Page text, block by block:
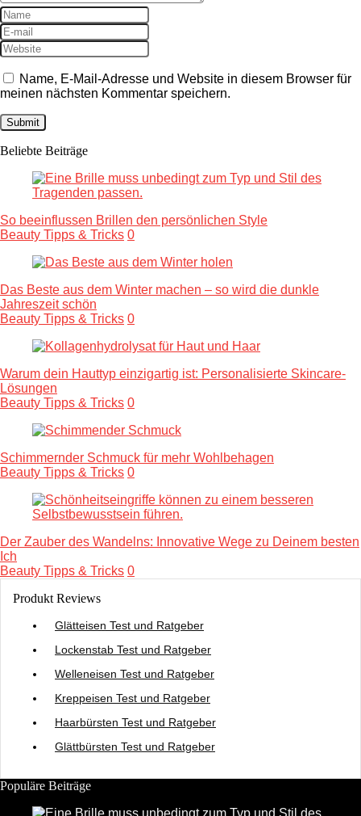
Name, E-Mail-Adresse und Website in diesem Browser für
meinen nächsten Kommentar speichern.
Beliebte Beiträge
So beeinflussen Brillen den persönlichen Style
Beauty Tipps & Tricks 0
Das Beste aus dem Winter machen – so wird die dunkle
Jahreszeit schön
Beauty Tipps & Tricks 0
Warum dein Hauttyp einzigartig ist: Personalisierte Skincare-
Lösungen
Beauty Tipps & Tricks 0
Schimmernder Schmuck für mehr Wohlbehagen
Beauty Tipps & Tricks 0
Der Zauber des Wandelns: Innovative Wege zu Deinem besten
Ich
Beauty Tipps & Tricks 0
Produkt Reviews
Glätteisen Test und Ratgeber
Lockenstab Test und Ratgeber
Welleneisen Test und Ratgeber
Kreppeisen Test und Ratgeber
Haarbürsten Test und Ratgeber
Glättbürsten Test und Ratgeber
Populäre Beiträge